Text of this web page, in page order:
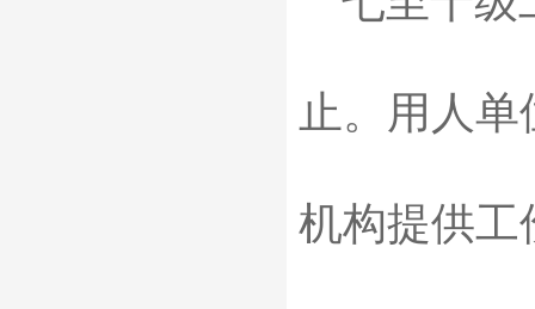
止。用人
机构提供工